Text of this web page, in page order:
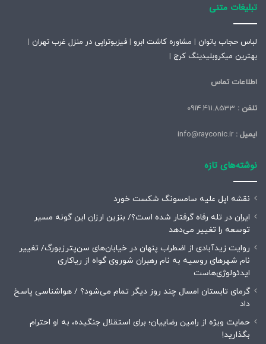
تبلیغات متنی
لباس حجاب بانوان | مشاوره کاشت ابرو | فیزیوتراپی در منزل غرب تهران |
بهترین میکروبلیدینگ کرج |
اطلاعات تماس
تلفن :
ایمیل :
نوشته‌های تازه
نقشه اپل علیه سامسونگ شکست خورد
ایران در تله رفاه گرفتار شده است؟/ بنزین ارزان این گونه مسیر
توسعه را تغییر می‌دهد
روایت زیدآبادی از اضطراب پنهان در خیابان‌های سن‌پترزبورگ/ تغییر
نام شهرهای روسیه به نام رهبران شوروی گواه از ریاکاری
ایدئولوژی‌هاست
گرمای تابستان امسال چند روز دیگر تمام می‌شود؟ / هواشناسی پاسخ
داد
حمایت ویژه از رامین رضاییان؛ برای استقلال جنگیده، به او احترام
بگذارید!